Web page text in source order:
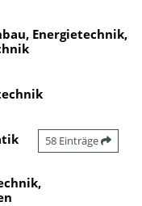
Energietechnik,
58 Einträge